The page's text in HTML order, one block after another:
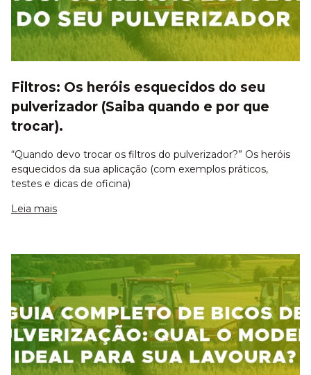
Filtros: Os heróis esquecidos do seu
pulverizador (Saiba quando e por que
trocar).
“Quando devo trocar os filtros do pulverizador?” Os heróis
esquecidos da sua aplicação (com exemplos práticos,
testes e dicas de oficina)
Leia mais